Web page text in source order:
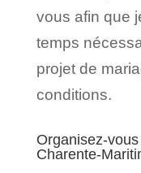
vous afin que
temps
projet de
conditions.
Organisez-
Charente-